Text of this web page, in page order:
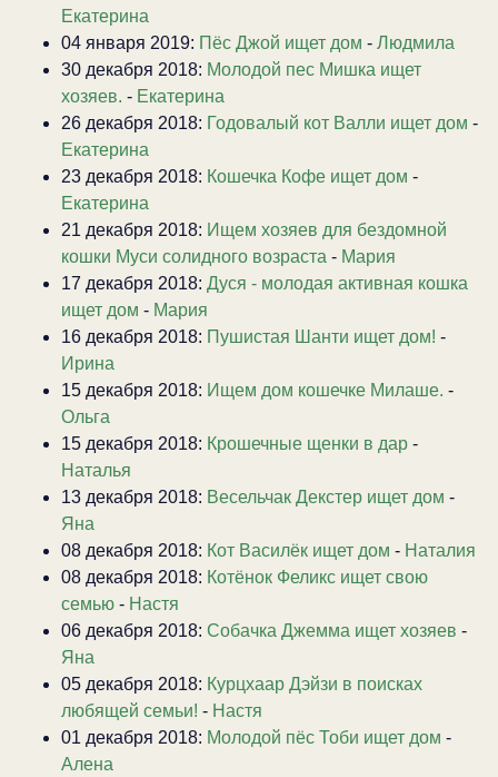
Екатерина
04 января 2019: Пёс Джой ищет дом - Людмила
30 декабря 2018: Молодой пес Мишка ищет
хозяев. - Екатерина
26 декабря 2018: Годовалый кот Валли ищет дом -
Екатерина
23 декабря 2018: Кошечка Кофе ищет дом -
Екатерина
21 декабря 2018: Ищем хозяев для бездомной
кошки Муси солидного возраста - Мария
17 декабря 2018: Дуся - молодая активная кошка
ищет дом - Мария
16 декабря 2018: Пушистая Шанти ищет дом! -
Ирина
15 декабря 2018: Ищем дом кошечке Милаше. -
Ольга
15 декабря 2018: Крошечные щенки в дар -
Наталья
13 декабря 2018: Весельчак Декстер ищет дом -
Яна
08 декабря 2018: Кот Василёк ищет дом - Наталия
08 декабря 2018: Котёнок Феликс ищет свою
семью - Настя
06 декабря 2018: Собачка Джемма ищет хозяев -
Яна
05 декабря 2018: Курцхаар Дэйзи в поисках
любящей семьи! - Настя
01 декабря 2018: Молодой пёс Тоби ищет дом -
Алена